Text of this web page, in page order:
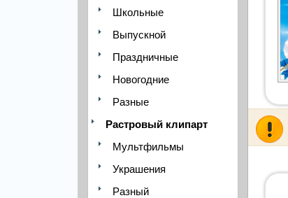
Школьные
Выпускной
Праздничные
Новогодние
Разные
Растровый клипарт
Мультфильмы
Украшения
Разный